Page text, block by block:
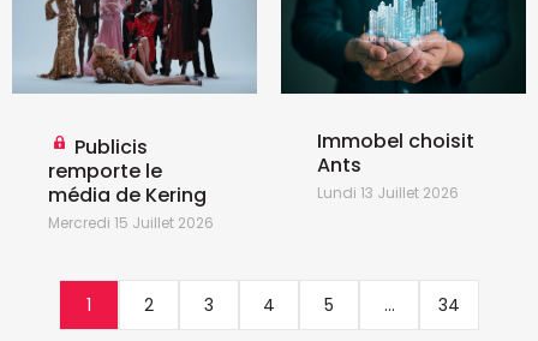
Publicis
remporte le
média de Kering
Mercredi 15 Juillet 2026
Immobel choisit
Ants
Lundi 13 Juillet 2026
1 2 3 4 5 ... 34